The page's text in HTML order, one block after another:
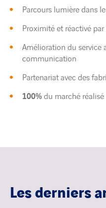
Parcours lumière dans
Proximité et réactivé
Amélioration du service
communication
Partenariat avec des
100%du marché
Les derniers